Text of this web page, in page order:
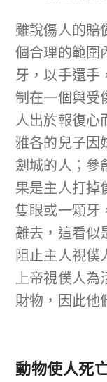
雖說傷人的賠
個合理的範圍
牙，以手還手
制在一個與受
人出於報復心
雅各的兒子因
劍城的人；參
果是主人打掉
隻眼或一顆牙
離去，這看似
阻止主人視僕
上帝視僕人為
財物，因此他
動物使人死